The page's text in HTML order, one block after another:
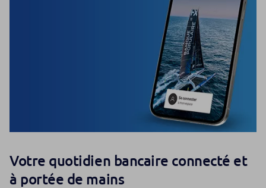
Votre quotidien bancaire connecté et
à portée de mains